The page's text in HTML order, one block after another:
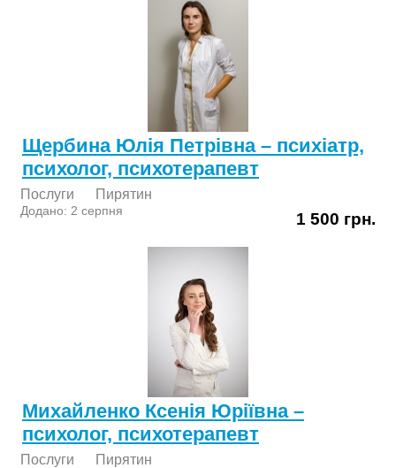
Щербина Юлія Петрівна – психіатр,
психолог, психотерапевт
Послуги Пирятин
Додано: 2 серпня 1 500 грн.
Михайленко Ксенія Юріївна –
психолог, психотерапевт
Послуги Пирятин